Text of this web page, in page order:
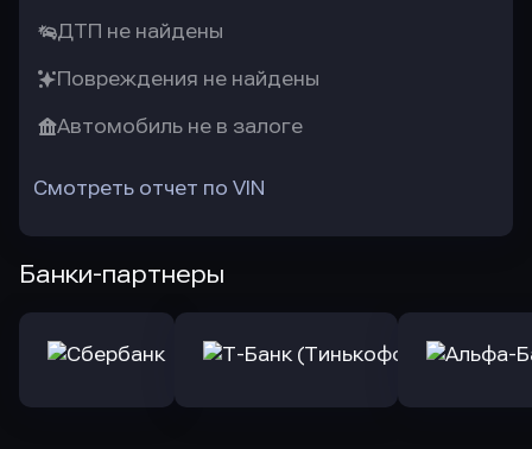
ДТП не найдены
Повреждения не найдены
Автомобиль не в залоге
Смотреть отчет по VIN
Банки-партнеры